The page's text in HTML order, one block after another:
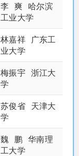
李 爽 哈尔滨
工业大学
林嘉祥 广东工
业大学
梅振宇 浙江大
学
苏俊省 天津大
学
魏 鹏 华南理
工大学